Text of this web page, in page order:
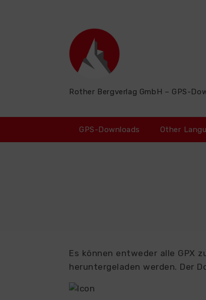
Rother Bergverlag GmbH – GPS-
GPS-Downloads Other
Es können entweder alle GPX
heruntergeladen werden. Der